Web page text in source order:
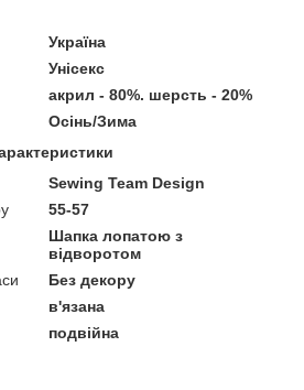
Україна
Унісекс
акрил - 80%. шерсть - 20%
Осінь/Зима
Sewing Team Design
55-57
Шапка лопатою з
відворотом
Без декору
в'язана
подвійна